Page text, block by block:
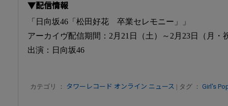
▼配信情報
「日向坂46「松田好花 卒業セレモニー」」
アーカイヴ配信期間：2月21日（土）～2月23日（月・
出演：日向坂46
カテゴリ ： タワーレコード オンライン ニュース | タグ ： Girl's